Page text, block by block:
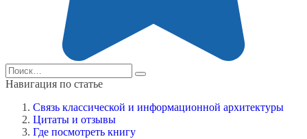
Search
for:
Навигация по статье
Связь классической и информационной архитектуры
Цитаты и отзывы
Где посмотреть книгу